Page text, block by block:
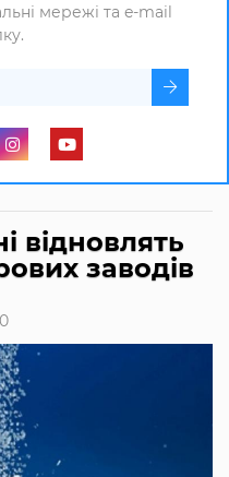
мережі та e-mail
відновлять
заводів
0